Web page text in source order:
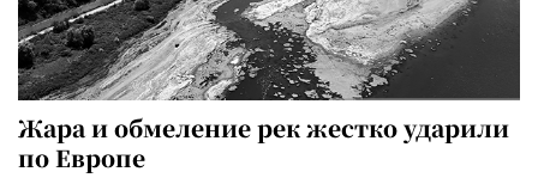
Жара и обмеление рек жестко ударили
по Европе